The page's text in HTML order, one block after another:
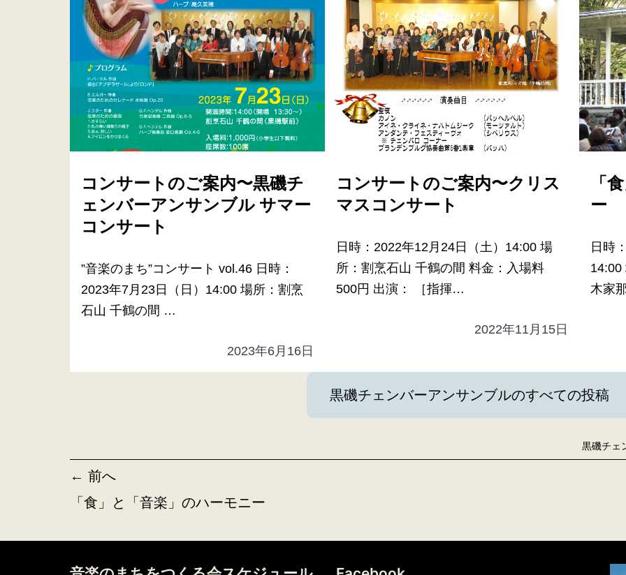
コンサートのご案内〜黒磯チ
ェンバーアンサンブル サマー
コンサート
”音楽のまち”コンサート vol.46 日時：
2023年7月23日（日）14:00 場所：割烹
石山 千鶴の間 …
2023年6月16日
コンサートのご案内〜クリス
マスコンサート
日時：2022年12月24日（土）14:00 場
所：割烹石山 千鶴の間 料金：入場料
500円 出演： ［指揮…
2022年11月15日
「
ー
日時
14:00
木家
黒磯チェンバーアンサンブルのすべての投稿
黒磯チェ
← 前へ
「食」と「音楽」のハーモニー